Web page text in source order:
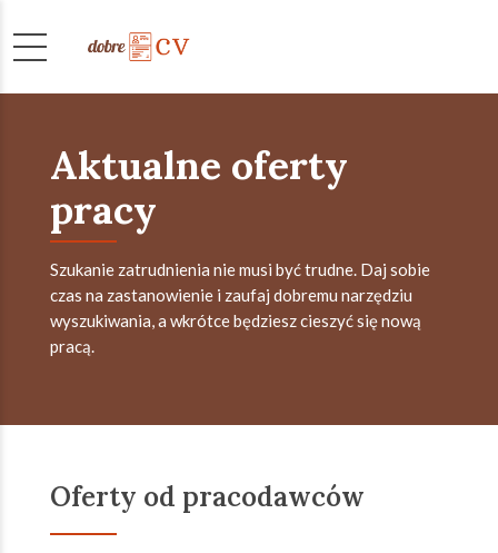
Aktualne oferty
pracy
Szukanie zatrudnienia nie musi być trudne. Daj sobie
czas na zastanowienie i zaufaj dobremu narzędziu
wyszukiwania, a wkrótce będziesz cieszyć się nową
pracą.
Oferty od pracodawców